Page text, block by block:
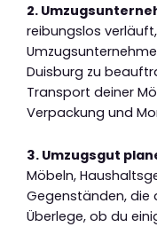
2.
reibungslos
Duisburg zu
Transport deiner
Verpackung und
3. Umzugsgut
Möbeln,
Gegenständen,
Überlege, ob du